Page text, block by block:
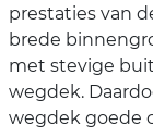
prestaties van
brede
met stevige
wegdek.
wegdek goede